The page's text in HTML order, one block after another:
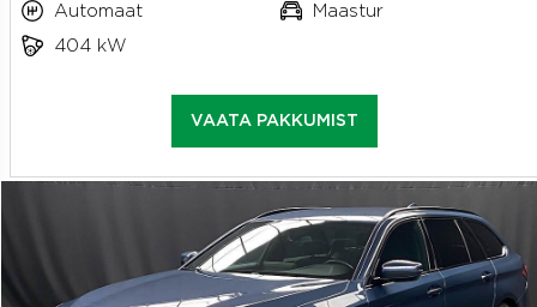
Automaat
Maastur
404 kW
VAATA PAKKUMIST